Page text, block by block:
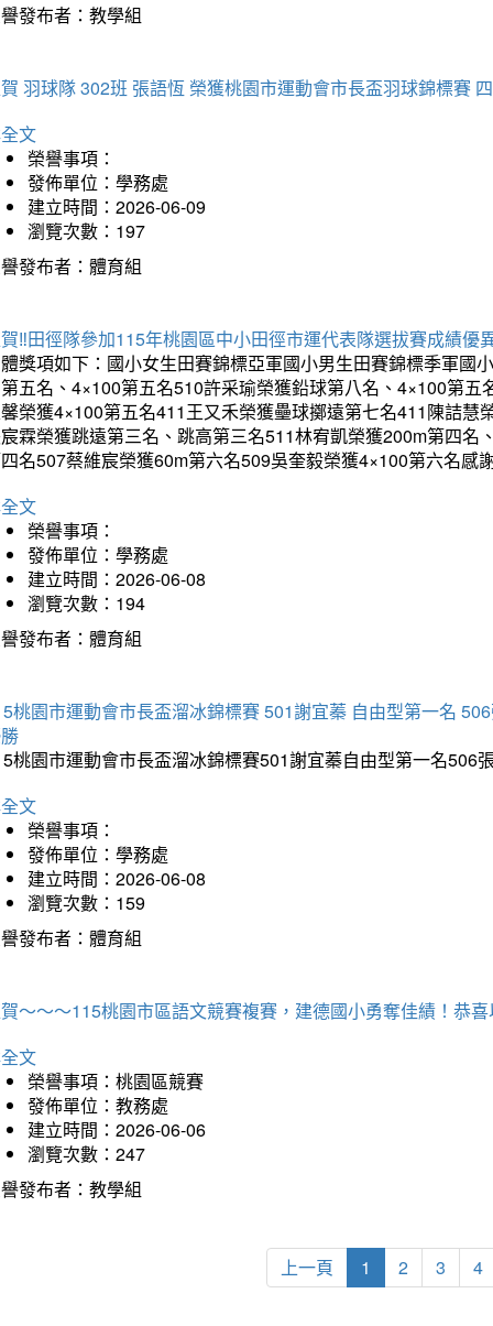
發布者：教學組
羽球隊 302班 張語恆 榮獲桃園市運動會市長盃羽球錦標賽
文
榮譽事項：
發佈單位：學務處
建立時間：2026-06-09
瀏覽次數：197
發布者：體育組
‼️田徑隊參加115年桃園區中小田徑市運代表隊選拔賽成績優
獎項如下：國小女生田賽錦標亞軍國小男生田賽錦標季軍國
五名、4×100第五名510許采瑜榮獲鉛球第八名、4×100第
榮獲4×100第五名411王又禾榮獲壘球擲遠第七名411陳詰
霖榮獲跳遠第三名、跳高第三名511林宥凱榮獲200m第四
名507蔡維宸榮獲60m第六名509吳奎毅榮獲4×100第六名
文
榮譽事項：
發佈單位：學務處
建立時間：2026-06-08
瀏覽次數：194
發布者：體育組
桃園市運動會市長盃溜冰錦標賽 501謝宜蓁 自由型第一名
桃園市運動會市長盃溜冰錦標賽501謝宜蓁自由型第一名
文
榮譽事項：
發佈單位：學務處
建立時間：2026-06-08
瀏覽次數：159
發布者：體育組
～～～115桃園市區語文競賽複賽，建德國小勇奪佳績！恭
文
榮譽事項：桃園區競賽
發佈單位：教務處
建立時間：2026-06-06
瀏覽次數：247
發布者：教學組
上一頁 1 2 3 4